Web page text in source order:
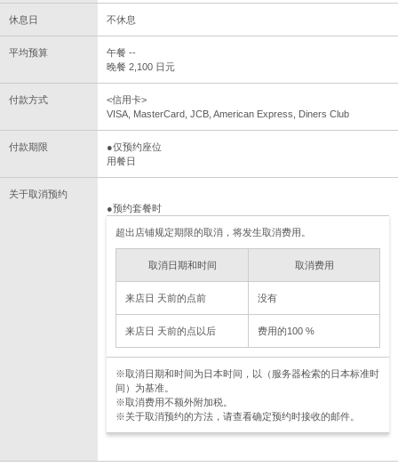
休息日 不休息
平均预算
午餐 --
晚餐 2,100 日元
付款方式
<信用卡>
VISA, MasterCard, JCB, American Express, Diners Club
付款期限
●仅预约座位
用餐日
关于取消预约
●预约套餐时
超出店铺规定期限的取消，将发生取消费用。
取消日期和时间 取消费用
来店日 天前的点前 没有
来店日 天前的点以后 费用的100 %
※取消日期和时间为日本时间，以（服务器检索的日本标准时
间）为基准。
※取消费用不额外附加税。
※关于取消预约的方法，请查看确定预约时接收的邮件。